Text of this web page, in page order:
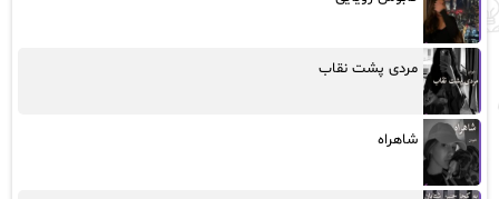
مردی پشت نقاب
شاهراه